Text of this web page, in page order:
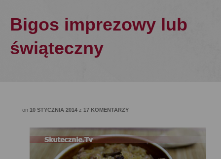
Bigos imprezowy lub
świąteczny
on 10 STYCZNIA 2014 z 17 KOMENTARZY